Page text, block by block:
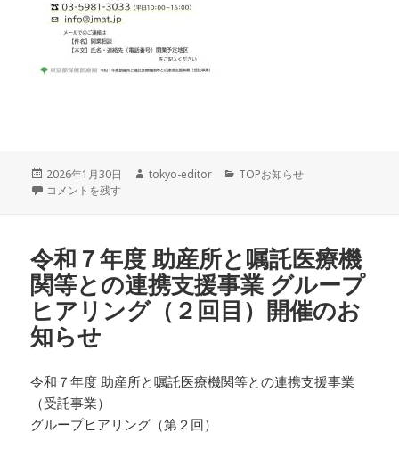
投
稿
2026年1月30日
作
tokyo-editor
カ
TOPお知らせ
助産所開設を目指す助産師の皆さまへ に
コメントを残す
令和７年度 助産所と嘱託医療機
関等との連携支援事業 グループ
ヒアリング（２回目）開催のお
知らせ
令和７年度 助産所と嘱託医療機関等との連携支援事業
（受託事業）
グループヒアリング（第２回）